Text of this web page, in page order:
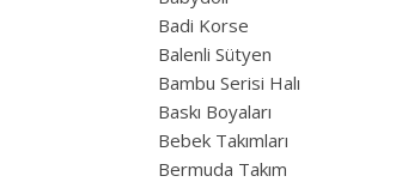
Badi Korse
Balenli Sütyen
Bambu Serisi Halı
Baskı Boyaları
Bebek Takımları
Bermuda Takım